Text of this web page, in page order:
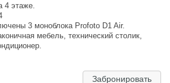
этаже.
3 моноблока Profoto D1 Air.
мебель, технический столик,
на западную сторону (прямой
Забронировать